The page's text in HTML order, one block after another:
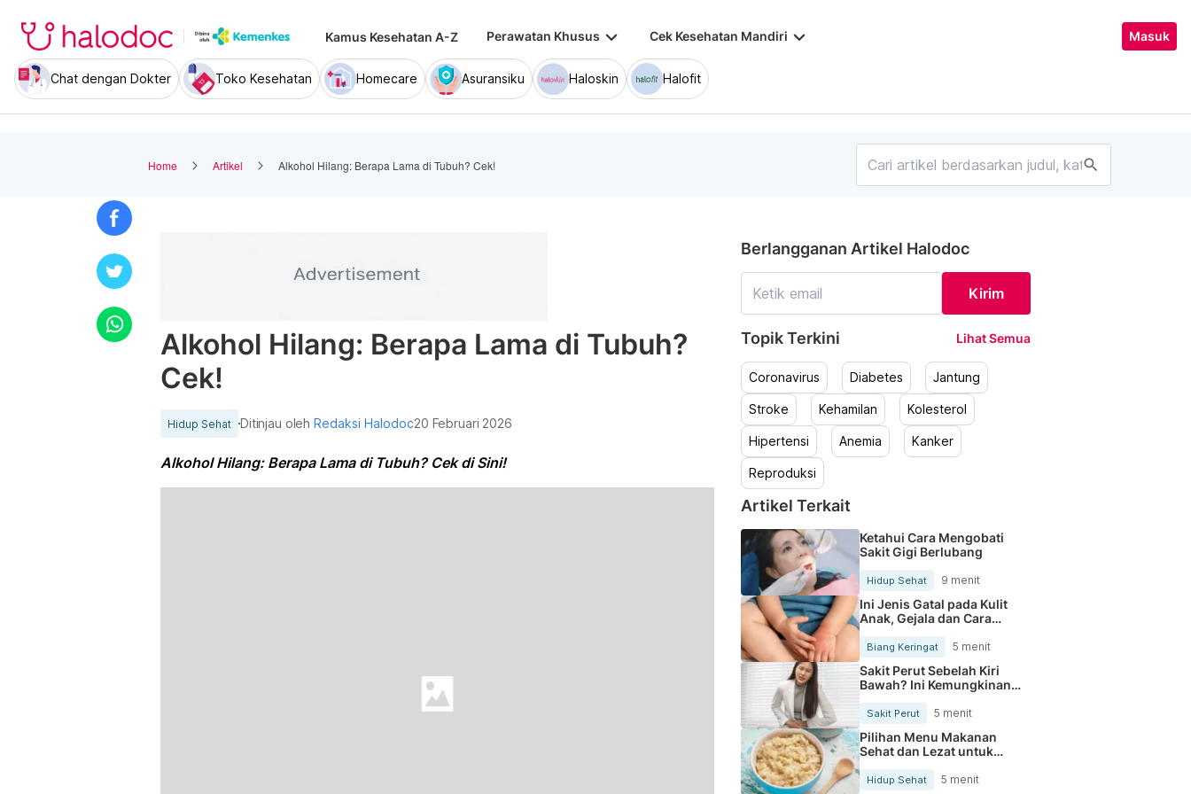
Kamus Kesehatan A-Z Perawatan Khusus keyboard_arrow_down Cek Kesehatan Mandiri keyboard_arrow_down Masuk
Chat dengan Dokter Toko Kesehatan Homecare Asuransiku Haloskin Halofit
Home Artikel Alkohol Hilang: Berapa Lama di Tubuh? Cek! search
Alkohol Hilang: Berapa Lama di Tubuh?
Cek!
Hidup Sehat Ditinjau olehRedaksi Halodoc20 Februari 2026
Alkohol Hilang: Berapa Lama di Tubuh? Cek di Sini!
Berlangganan Artikel Halodoc
Kirim
Topik Terkini Lihat Semua
Coronavirus Diabetes Jantung
Stroke Kehamilan Kolesterol
Hipertensi Anemia Kanker
Reproduksi
Artikel Terkait
Ketahui Cara Mengobati
Sakit Gigi Berlubang
Hidup Sehat 9 menit
Ini Jenis Gatal pada Kulit
Anak, Gejala dan Cara
Mengobatinya
Biang Keringat 5 menit
Sakit Perut Sebelah Kiri
Bawah? Ini Kemungkinan
Sakit Perut 5 menit
Pilihan Menu Makanan
Sehat dan Lezat untuk
Mengurangi Kolesterol
Hidup Sehat 5 menit